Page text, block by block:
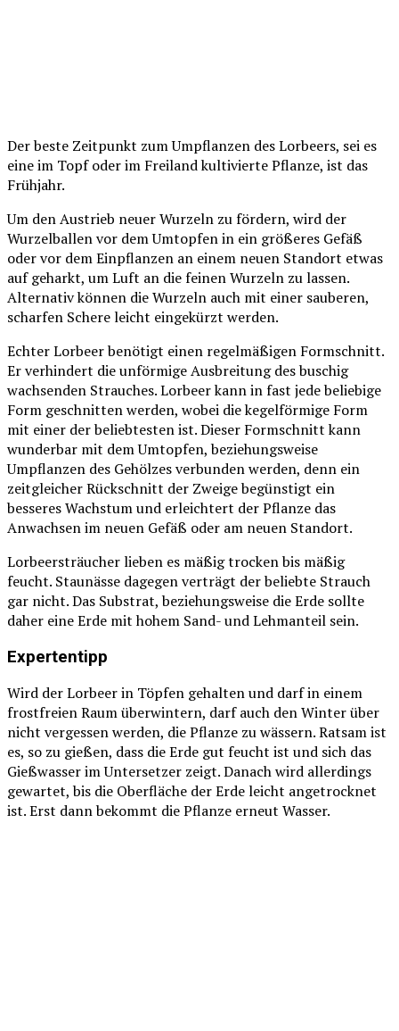
Der beste Zeitpunkt zum Umpflanzen des Lorbeers, sei es
eine im Topf oder im Freiland kultivierte Pflanze, ist das
Frühjahr.
Um den Austrieb neuer Wurzeln zu fördern, wird der
Wurzelballen vor dem Umtopfen in ein größeres Gefäß
oder vor dem Einpflanzen an einem neuen Standort etwas
auf geharkt, um Luft an die feinen Wurzeln zu lassen.
Alternativ können die Wurzeln auch mit einer sauberen,
scharfen Schere leicht eingekürzt werden.
Echter Lorbeer benötigt einen regelmäßigen Formschnitt.
Er verhindert die unförmige Ausbreitung des buschig
wachsenden Strauches. Lorbeer kann in fast jede beliebige
Form geschnitten werden, wobei die kegelförmige Form
mit einer der beliebtesten ist. Dieser Formschnitt kann
wunderbar mit dem Umtopfen, beziehungsweise
Umpflanzen des Gehölzes verbunden werden, denn ein
zeitgleicher Rückschnitt der Zweige begünstigt ein
besseres Wachstum und erleichtert der Pflanze das
Anwachsen im neuen Gefäß oder am neuen Standort.
Lorbeersträucher lieben es mäßig trocken bis mäßig
feucht. Staunässe dagegen verträgt der beliebte Strauch
gar nicht. Das Substrat, beziehungsweise die Erde sollte
daher eine Erde mit hohem Sand- und Lehmanteil sein.
Expertentipp
Wird der Lorbeer in Töpfen gehalten und darf in einem
frostfreien Raum überwintern, darf auch den Winter über
nicht vergessen werden, die Pflanze zu wässern. Ratsam ist
es, so zu gießen, dass die Erde gut feucht ist und sich das
Gießwasser im Untersetzer zeigt. Danach wird allerdings
gewartet, bis die Oberfläche der Erde leicht angetrocknet
ist. Erst dann bekommt die Pflanze erneut Wasser.